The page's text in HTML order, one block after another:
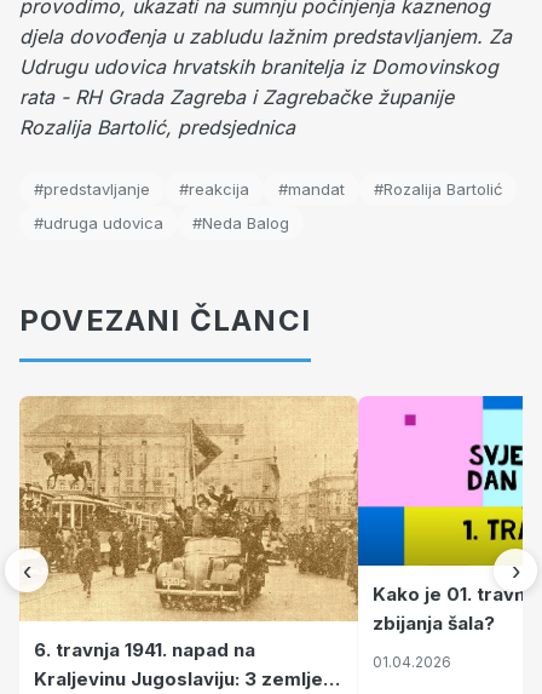
provodimo, ukazati na sumnju počinjenja kaznenog
djela dovođenja u zabludu lažnim predstavljanjem. Za
Udrugu udovica hrvatskih branitelja iz Domovinskog
rata - RH Grada Zagreba i Zagrebačke županije
Rozalija Bartolić, predsjednica
#predstavljanje #reakcija #mandat
#Rozalija Bartolić
#udruga udovica
#Neda Balog
POVEZANI ČLANCI
‹
6. travnja 1941. napad na
Kraljevinu Jugoslaviju: 3 zemlje
Kako je 01.
zbijanja šala?
01.04.2026
›